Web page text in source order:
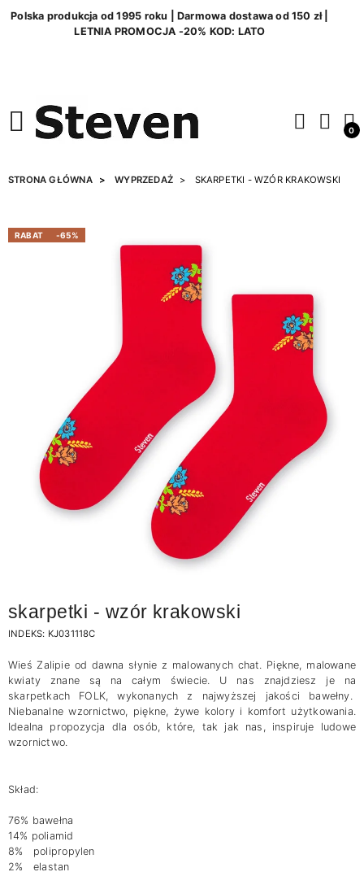
Polska produkcja od 1995 roku | Darmowa dostawa od 150 zł |
LETNIA PROMOCJA -20% KOD: LATO
0
STRONA GŁÓWNA WYPRZEDAŻ SKARPETKI - WZÓR KRAKOWSKI
RABAT -65%
skarpetki - wzór krakowski
INDEKS: KJ031118C
Wieś Zalipie od dawna słynie z malowanych chat. Piękne, malowane
kwiaty znane są na całym świecie. U nas znajdziesz je na
skarpetkach FOLK, wykonanych z najwyższej jakości bawełny.
Niebanalne wzornictwo, piękne, żywe kolory i komfort użytkowania.
Idealna propozycja dla osób, które, tak jak nas, inspiruje ludowe
wzornictwo.
Skład:
76% bawełna
14% poliamid
8% polipropylen
2% elastan